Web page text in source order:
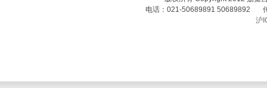
电话：021-50689891 50689892
沪